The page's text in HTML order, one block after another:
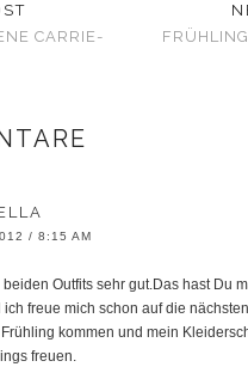
CARRIE-
/ 8:15 AM
Outfits sehr gut.Das hast Du
freue mich schon auf die
kommen und mein
freuen.